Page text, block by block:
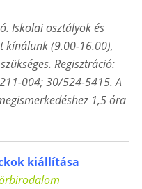
Iskolai osztályok és
kínálunk (9.00-16.00),
Regisztráció:
004; 30/524-5415. A
1,5 óra
kiállítása